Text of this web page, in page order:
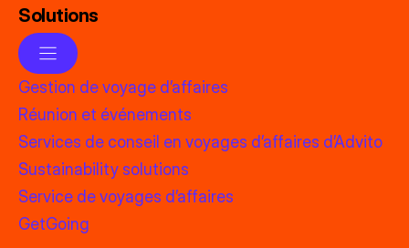
Solutions
Gestion de voyage d’affaires
Réunion et événements
Services de conseil en voyages d’affaires d’Advito
Sustainability solutions
Service de voyages d’affaires
GetGoing